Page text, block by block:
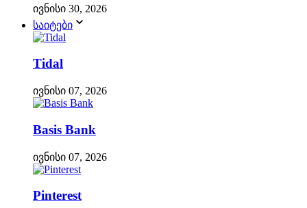
ივნისი 30, 2026
საიტები
Tidal
ივნისი 07, 2026
Basis Bank
ივნისი 07, 2026
Pinterest